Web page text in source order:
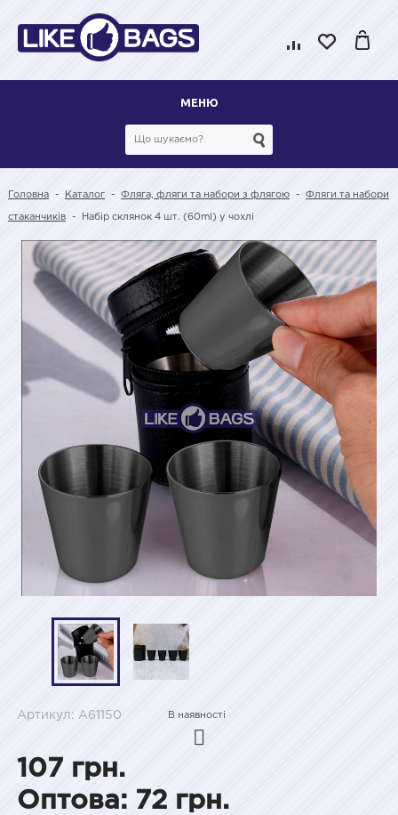
МЕНЮ
Головна - Каталог - Фляга, фляги та набори з флягою - Фляги та набори
стаканчиків - Набір склянок 4 шт. (60ml) у чохлі
Артикул: A61150 В наявності
107 грн.
Оптова: 72 грн.